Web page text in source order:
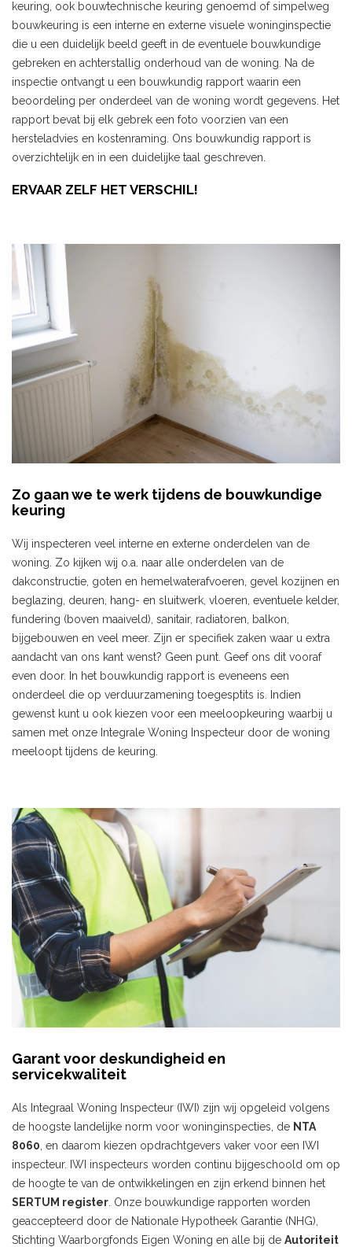
keuring, ook bouwtechnische keuring genoemd of simpelweg
bouwkeuring is een interne en externe visuele woninginspectie
die u een duidelijk beeld geeft in de eventuele bouwkundige
gebreken en achterstallig onderhoud van de woning. Na de
inspectie ontvangt u een bouwkundig rapport waarin een
beoordeling per onderdeel van de woning wordt gegevens. Het
rapport bevat bij elk gebrek een foto voorzien van een
hersteladvies en kostenraming. Ons bouwkundig rapport is
overzichtelijk en in een duidelijke taal geschreven.
ERVAAR ZELF HET VERSCHIL!
Zo gaan we te werk tijdens de bouwkundige
keuring
Wij inspecteren veel interne en externe onderdelen van de
woning. Zo kijken wij o.a. naar alle onderdelen van de
dakconstructie, goten en hemelwaterafvoeren, gevel kozijnen en
beglazing, deuren, hang- en sluitwerk, vloeren, eventuele kelder,
fundering (boven maaiveld), sanitair, radiatoren, balkon,
bijgebouwen en veel meer. Zijn er specifiek zaken waar u extra
aandacht van ons kant wenst? Geen punt. Geef ons dit vooraf
even door. In het bouwkundig rapport is eveneens een
onderdeel die op verduurzamening toegesptits is. Indien
gewenst kunt u ook kiezen voor een meeloopkeuring waarbij u
samen met onze Integrale Woning Inspecteur door de woning
meeloopt tijdens de keuring.
Garant voor deskundigheid en
servicekwaliteit
Als Integraal Woning Inspecteur (IWI) zijn wij opgeleid volgens
de hoogste landelijke norm voor woninginspecties, de NTA
8060 , en daarom kiezen opdrachtgevers vaker voor een IWI
inspecteur. IWI inspecteurs worden continu bijgeschoold om op
de hoogte te van de ontwikkelingen en zijn erkend binnen het
SERTUM register . Onze bouwkundige rapporten worden
geaccepteerd door de Nationale Hypotheek Garantie (NHG),
Stichting Waarborgfonds Eigen Woning en alle bij de Autoriteit